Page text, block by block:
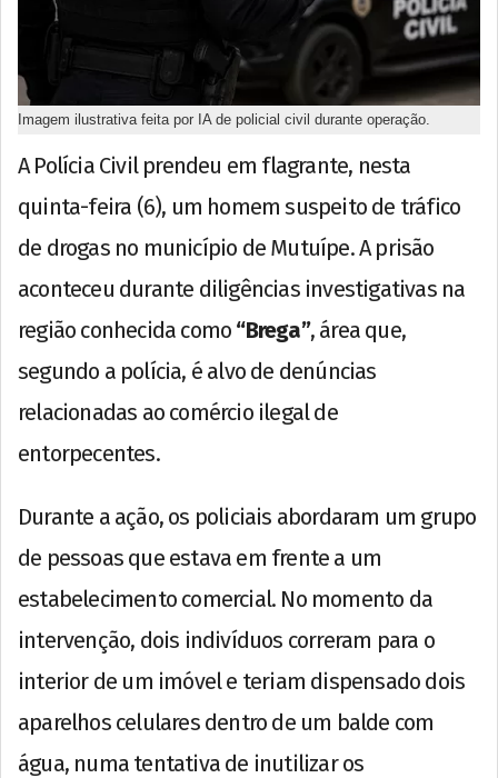
Imagem ilustrativa feita por IA de policial civil durante operação.
A Polícia Civil prendeu em flagrante, nesta
quinta-feira (6), um homem suspeito de tráfico
de drogas no município de Mutuípe. A prisão
aconteceu durante diligências investigativas na
região conhecida como “Brega”, área que,
segundo a polícia, é alvo de denúncias
relacionadas ao comércio ilegal de
entorpecentes.
Durante a ação, os policiais abordaram um grupo
de pessoas que estava em frente a um
estabelecimento comercial. No momento da
intervenção, dois indivíduos correram para o
interior de um imóvel e teriam dispensado dois
aparelhos celulares dentro de um balde com
água, numa tentativa de inutilizar os